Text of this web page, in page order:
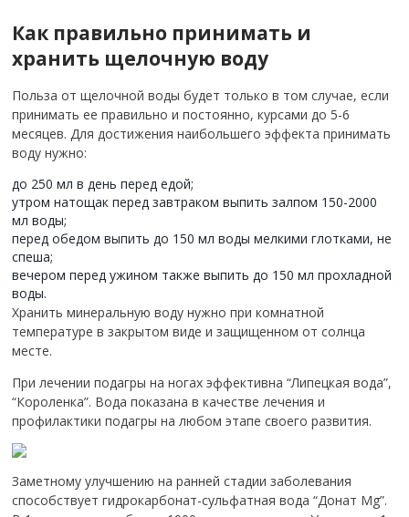
Как правильно принимать и
хранить щелочную воду
Польза от щелочной воды будет только в том случае, если
принимать ее правильно и постоянно, курсами до 5-6
месяцев. Для достижения наибольшего эффекта принимать
воду нужно:
до 250 мл в день перед едой;
утром натощак перед завтраком выпить залпом 150-2000
мл воды;
перед обедом выпить до 150 мл воды мелкими глотками, не
спеша;
вечером перед ужином также выпить до 150 мл прохладной
воды.
Хранить минеральную воду нужно при комнатной
температуре в закрытом виде и защищенном от солнца
месте.
При лечении подагры на ногах эффективна “Липецкая вода”,
“Короленка”. Вода показана в качестве лечения и
профилактики подагры на любом этапе своего развития.
Заметному улучшению на ранней стадии заболевания
способствует гидрокарбонат-сульфатная вода “Донат Mg”.